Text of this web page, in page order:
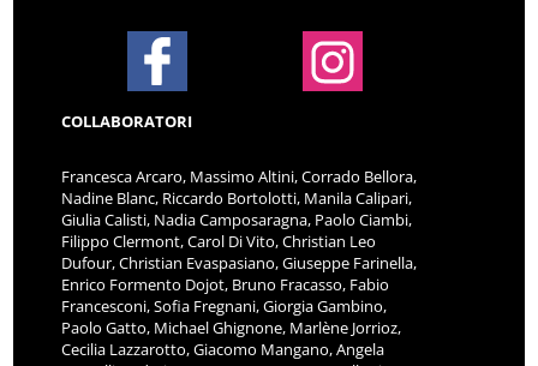
COLLABORATORI
Francesca Arcaro, Massimo Altini, Corrado Bellora,
Nadine Blanc, Riccardo Bortolotti, Manila Calipari,
Giulia Calisti, Nadia Camposaragna, Paolo Ciambi,
Filippo Clermont, Carol Di Vito, Christian Leo
Dufour, Christian Evaspasiano, Giuseppe Farinella,
Enrico Formento Dojot, Bruno Fracasso, Fabio
Francesconi, Sofia Fregnani, Giorgia Gambino,
Paolo Gatto, Michael Ghignone, Marlène Jorrioz,
Cecilia Lazzarotto, Giacomo Mangano, Angela